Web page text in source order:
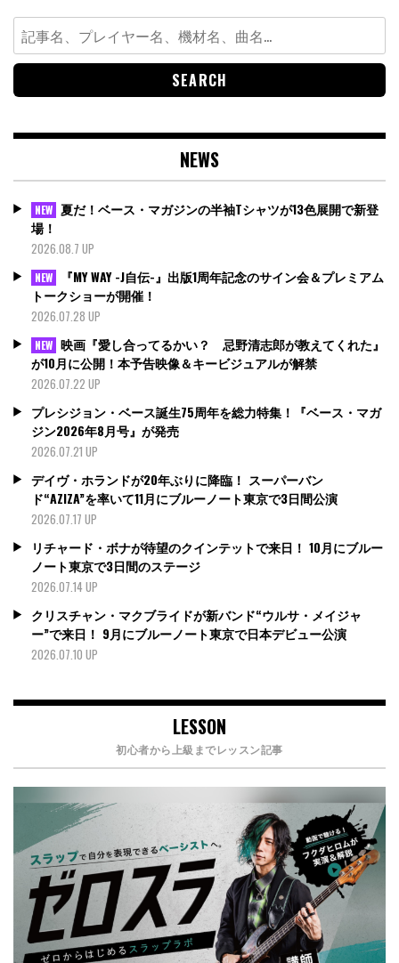
Search
for:
NEWS
NEW 夏だ！ベース・マガジンの半袖Tシャツが13色展開で新登
場！
2026.08.7 UP
NEW
『MY WAY -J自伝-』出版1周年記念のサイン会＆プレミアム
トークショーが開催！
2026.07.28 UP
NEW 映画『愛し合ってるかい？ 忌野清志郎が教えてくれた』
が10月に公開！本予告映像＆キービジュアルが解禁
2026.07.22 UP
プレシジョン・ベース誕生75周年を総力特集！『ベース・マガ
ジン2026年8月号』が発売
2026.07.21 UP
デイヴ・ホランドが20年ぶりに降臨！ スーパーバン
ド“AZIZA”を率いて11月にブルーノート東京で3日間公演
2026.07.17 UP
リチャード・ボナが待望のクインテットで来日！ 10月にブルー
ノート東京で3日間のステージ
2026.07.14 UP
クリスチャン・マクブライドが新バンド“ウルサ・メイジャ
ー”で来日！ 9月にブルーノート東京で日本デビュー公演
2026.07.10 UP
LESSON
初心者から上級までレッスン記事